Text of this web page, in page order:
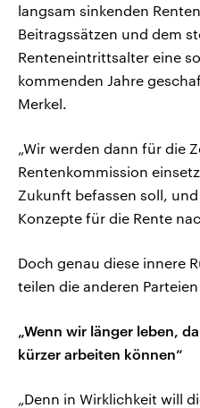
langsam sinkenden
Beitragssätzen und dem
Renteneintrittsalter eine
kommenden Jahre
Merkel.
„Wir werden dann für die
Rentenkommission
Zukunft befassen soll,
Konzepte für die Rente
Doch genau diese innere
teilen die anderen
„Wenn wir länger leben,
kürzer arbeiten können“
„Denn in Wirklichkeit will